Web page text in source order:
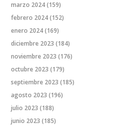
marzo 2024(159)
febrero 2024(152)
enero 2024(169)
diciembre 2023 (184)
noviembre 2023 (176)
octubre 2023 (179)
septiembre 2023 (185)
agosto 2023 (196)
julio 2023 (188)
junio 2023 (185)